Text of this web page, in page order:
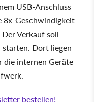
USB-Anschluss
8x-Geschwindigkeit
Verkauf soll
Dort liegen
die internen Geräte
bestellen!